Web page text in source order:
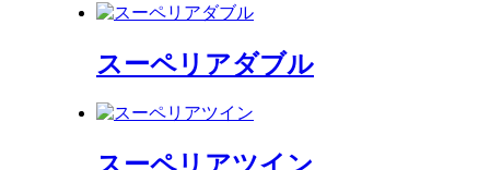
スーペリアダブル